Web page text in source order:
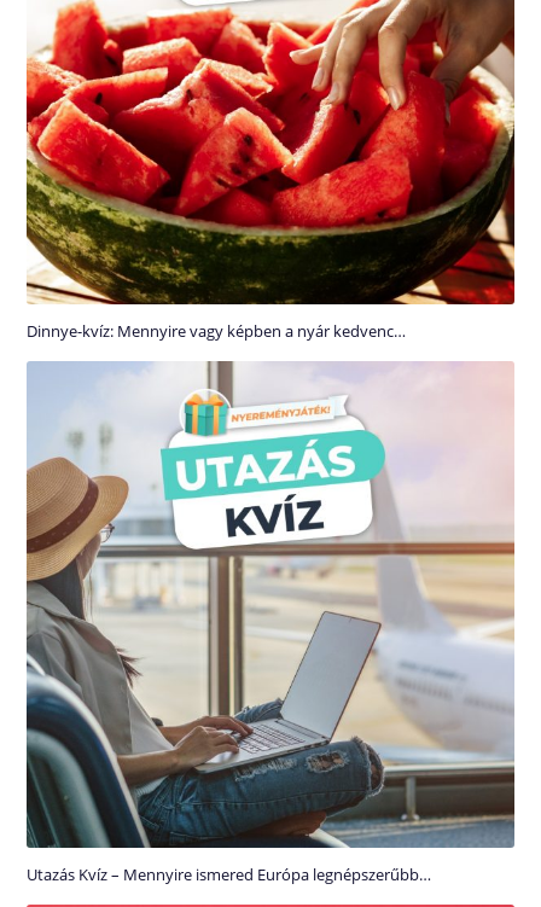
Dinnye-kvíz: Mennyire vagy képben a nyár kedvenc…
Utazás Kvíz – Mennyire ismered Európa legnépszerűbb…